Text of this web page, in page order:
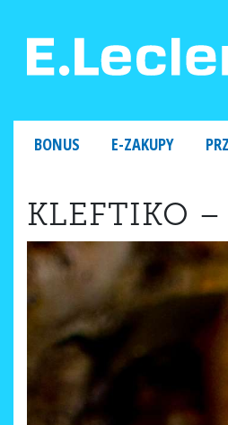
BONUS E-ZAKUPY
KLEFTIKO